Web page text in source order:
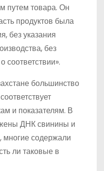
путем товара. Он
продуктов была
без указания
без
соответствии».
большинство
и показателям. В
ДНК свинины и
многие содержали
ли таковые в